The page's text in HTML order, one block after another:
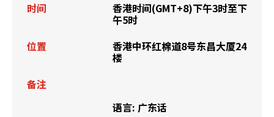
时间
香港时间(GMT+8)下午3时至下
午5时
位置
香港中环红棉道8号东昌大厦24
楼
备注
语言: 广东话